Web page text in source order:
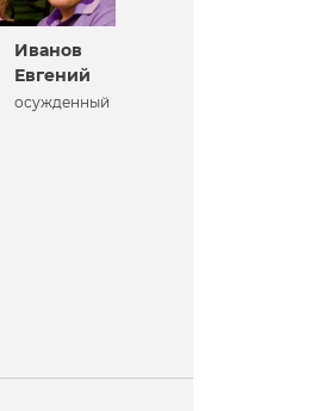
Иванов
Евгений
осужденный